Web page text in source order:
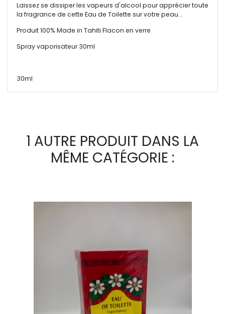
Laissez se dissiper les vapeurs d'alcool pour apprécier toute
la fragrance de cette Eau de Toilette sur votre peau...
Produit 100% Made in Tahiti Flacon en verre
Spray vaporisateur 30ml
30ml
1 AUTRE PRODUIT DANS LA
MÊME CATÉGORIE :